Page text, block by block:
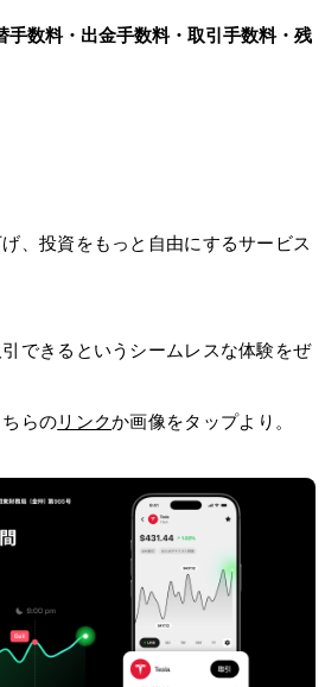
手数料・出金手数料・取引手数料・残
、投資をもっと自由にするサービス
できるというシームレスな体験をぜ
らのリンクか画像をタップより。